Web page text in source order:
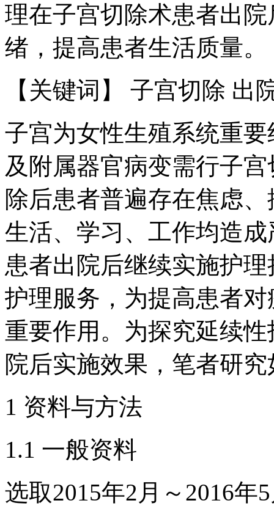
理在子宫切除术患者出
绪，提高患者生活质量。
【关键词】 子宫切除 出
子宫为女性生殖系统重
及附属器官病变需行子
除后患者普遍存在焦虑
生活、学习、工作均造
患者出院后继续实施护
护理服务，为提高患者
重要作用。为探究延续
院后实施效果，笔者研
1 资料与方法
1.1 一般资料
选取2015年2月～2016年